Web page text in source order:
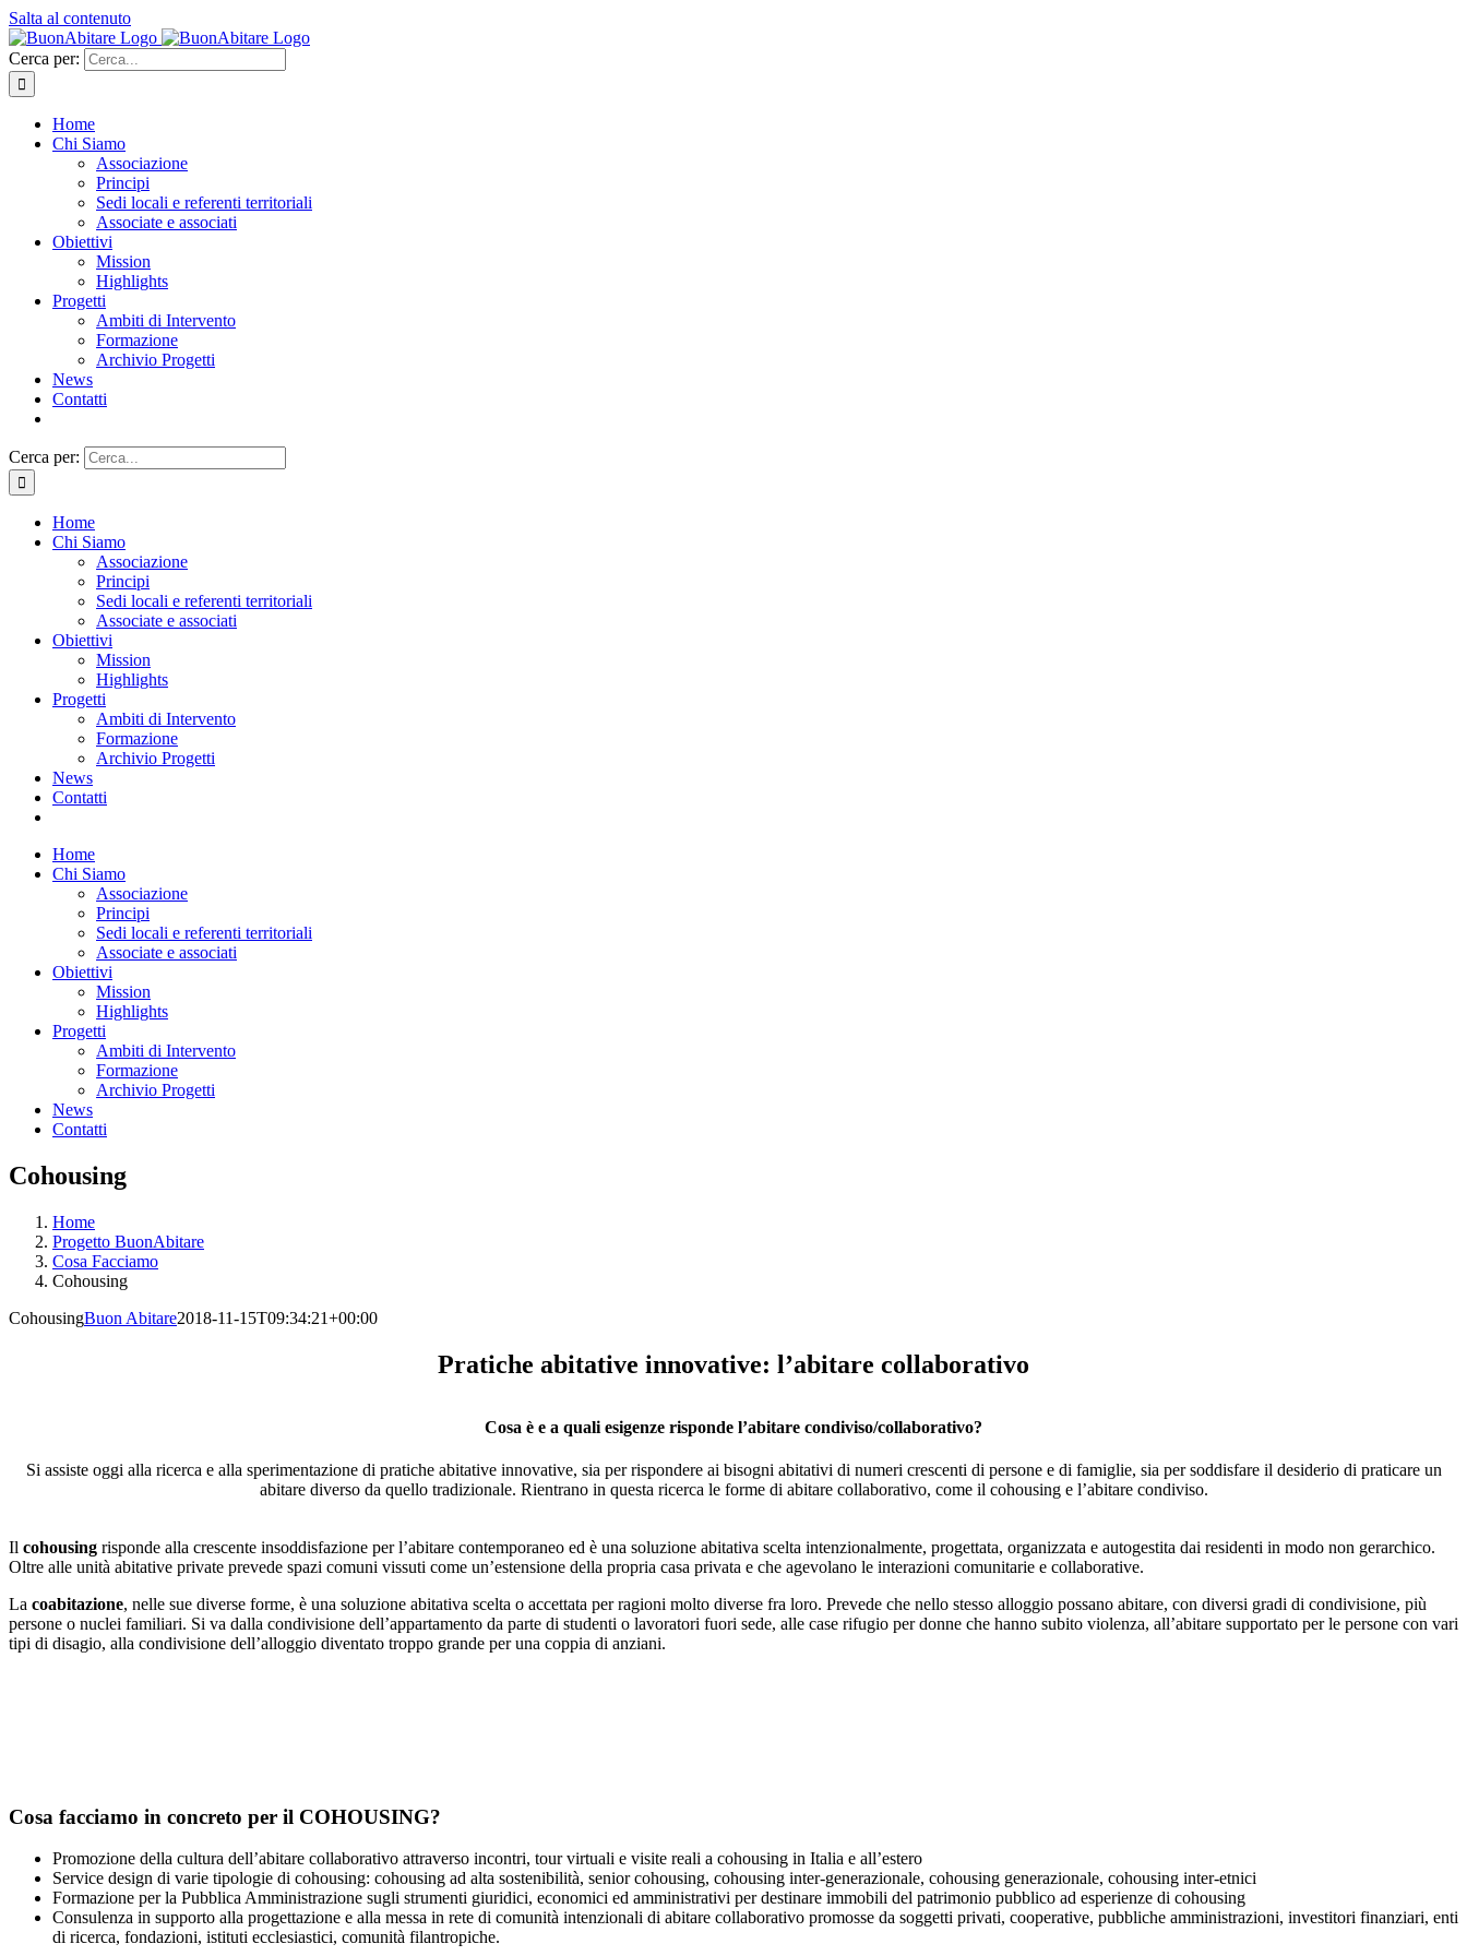
Salta al contenuto
Cerca per:
Home
Chi Siamo
Associazione
Principi
Sedi locali e referenti territoriali
Associate e associati
Obiettivi
Mission
Highlights
Progetti
Ambiti di Intervento
Formazione
Archivio Progetti
News
Contatti
Cerca per:
Home
Chi Siamo
Associazione
Principi
Sedi locali e referenti territoriali
Associate e associati
Obiettivi
Mission
Highlights
Progetti
Ambiti di Intervento
Formazione
Archivio Progetti
News
Contatti
Home
Chi Siamo
Associazione
Principi
Sedi locali e referenti territoriali
Associate e associati
Obiettivi
Mission
Highlights
Progetti
Ambiti di Intervento
Formazione
Archivio Progetti
News
Contatti
Cohousing
Home
Progetto BuonAbitare
Cosa Facciamo
Cohousing
CohousingBuon Abitare2018-11-15T09:34:21+00:00
Pratiche abitative innovative: l’abitare collaborativo
Cosa è e a quali esigenze risponde l’abitare condiviso/collaborativo?
Si assiste oggi alla ricerca e alla sperimentazione di pratiche abitative innovative, sia per rispondere ai bisogni abitativi di numeri crescenti di persone e di famiglie, sia per soddisfare il desiderio di praticare un
abitare diverso da quello tradizionale. Rientrano in questa ricerca le forme di abitare collaborativo, come il cohousing e l’abitare condiviso.
Il cohousing risponde alla crescente insoddisfazione per l’abitare contemporaneo ed è una soluzione abitativa scelta intenzionalmente, progettata, organizzata e autogestita dai residenti in modo non gerarchico.
Oltre alle unità abitative private prevede spazi comuni vissuti come un’estensione della propria casa privata e che agevolano le interazioni comunitarie e collaborative.
La coabitazione, nelle sue diverse forme, è una soluzione abitativa scelta o accettata per ragioni molto diverse fra loro. Prevede che nello stesso alloggio possano abitare, con diversi gradi di condivisione, più
persone o nuclei familiari. Si va dalla condivisione dell’appartamento da parte di studenti o lavoratori fuori sede, alle case rifugio per donne che hanno subito violenza, all’abitare supportato per le persone con vari
tipi di disagio, alla condivisione dell’alloggio diventato troppo grande per una coppia di anziani.
Cosa facciamo in concreto per il COHOUSING?
Promozione della cultura dell’abitare collaborativo attraverso incontri, tour virtuali e visite reali a cohousing in Italia e all’estero
Service design di varie tipologie di cohousing: cohousing ad alta sostenibilità, senior cohousing, cohousing inter-generazionale, cohousing generazionale, cohousing inter-etnici
Formazione per la Pubblica Amministrazione sugli strumenti giuridici, economici ed amministrativi per destinare immobili del patrimonio pubblico ad esperienze di cohousing
Consulenza in supporto alla progettazione e alla messa in rete di comunità intenzionali di abitare collaborativo promosse da soggetti privati, cooperative, pubbliche amministrazioni, investitori finanziari, enti
di ricerca, fondazioni, istituti ecclesiastici, comunità filantropiche.